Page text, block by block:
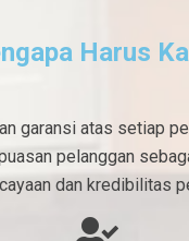
Harus
garansi atas setiap
pelanggan
dan kredibilitas